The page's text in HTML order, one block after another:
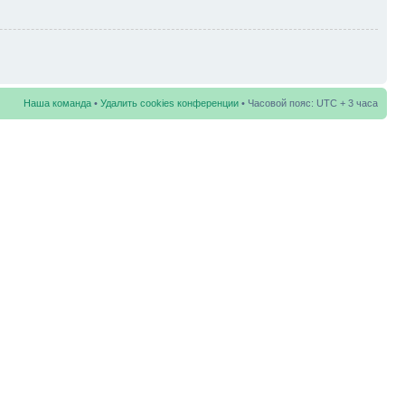
Наша команда • Удалить cookies конференции • Часовой пояс: UTC + 3 часа